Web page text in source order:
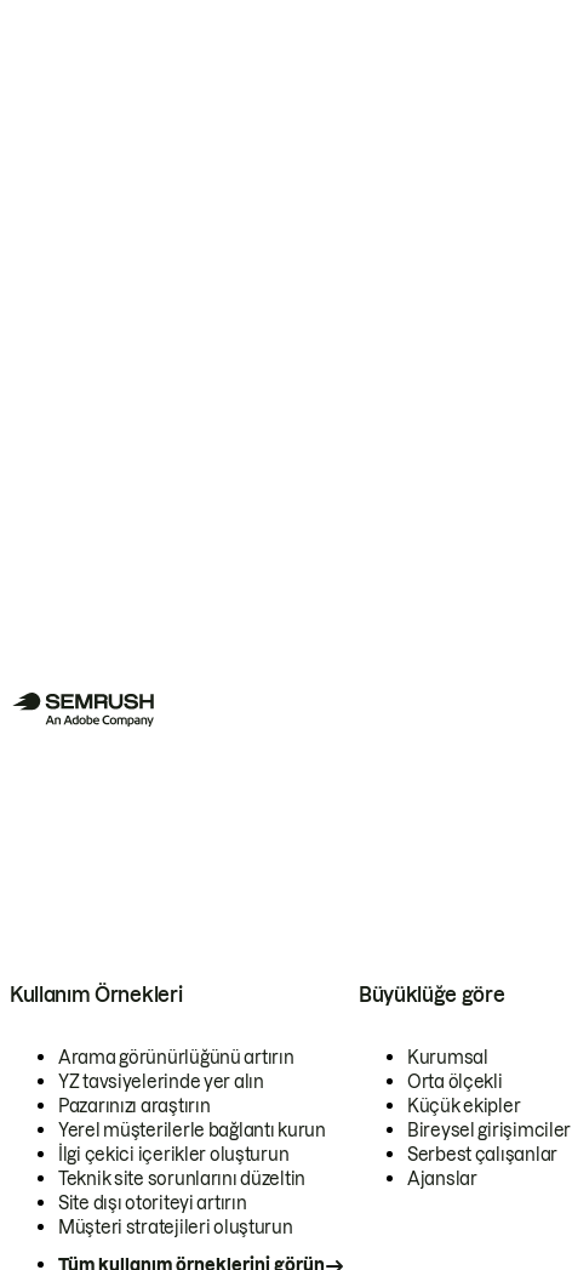
Kullanım Örnekleri
Arama görünürlüğünü artırın
YZ tavsiyelerinde yer alın
Pazarınızı araştırın
Yerel müşterilerle bağlantı kurun
İlgi çekici içerikler oluşturun
Teknik site sorunlarını düzeltin
Site dışı otoriteyi artırın
Müşteri stratejileri oluşturun
Tüm kullanım örneklerini görün
Büyüklüğe göre
Kurumsal
Orta ölçekli
Küçük ekipler
Bireysel girişimciler
Serbest çalışanlar
Ajanslar